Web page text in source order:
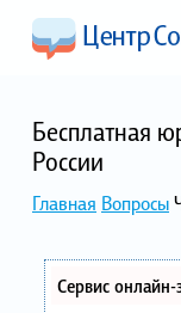
Бесплатная
России
Главная Вопросы
Сервис онлайн-